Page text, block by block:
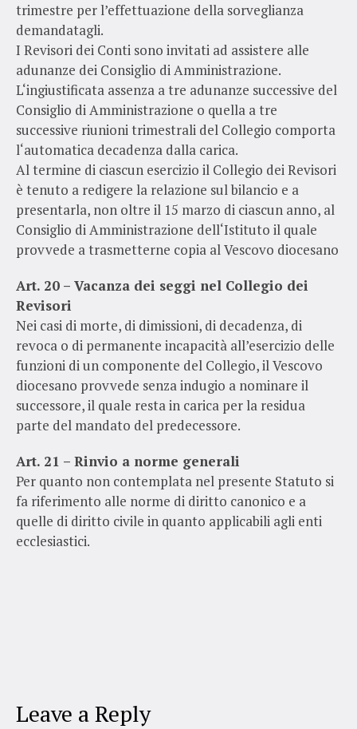
trimestre per l’effettuazione della sorveglianza
demandatagli.
I Revisori dei Conti sono invitati ad assistere alle
adunanze dei Consiglio di Amministrazione.
L‘ingiustificata assenza a tre adunanze successive del
Consiglio di Amministrazione o quella a tre
successive riunioni trimestrali del Collegio comporta
l‘automatica decadenza dalla carica.
Al termine di ciascun esercizio il Collegio dei Revisori
è tenuto a redigere la relazione sul bilancio e a
presentarla, non oltre il 15 marzo di ciascun anno, al
Consiglio di Amministrazione dell‘Istituto il quale
provvede a trasmetterne copia al Vescovo diocesano
Art. 20 – Vacanza dei seggi nel Collegio dei
Revisori
Nei casi di morte, di dimissioni, di decadenza, di
revoca o di permanente incapacità all’esercizio delle
funzioni di un componente del Collegio, il Vescovo
diocesano provvede senza indugio a nominare il
successore, il quale resta in carica per la residua
parte del mandato del predecessore.
Art. 21 – Rinvio a norme generali
Per quanto non contemplata nel presente Statuto si
fa riferimento alle norme di diritto canonico e a
quelle di diritto civile in quanto applicabili agli enti
ecclesiastici.
Leave a Reply